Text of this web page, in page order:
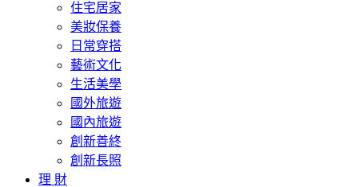
住宅居家
美妝保養
日常穿搭
藝術文化
生活美學
國外旅遊
國內旅遊
創新善終
創新長照
理 財